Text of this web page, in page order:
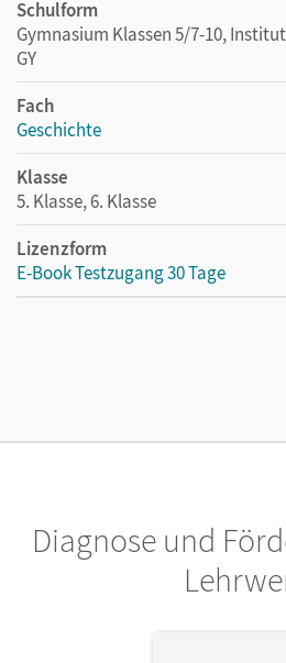
Schulform
Gymnasium Klassen 5/7-10,
GY
Fach
Geschichte
Klasse
5. Klasse, 6. Klasse
Lizenzform
E-Book Testzugang 30 Tage
Herausgeber/-in
Cornelißen, Hans-Joachim; Born,
Schallenberg, Andrea; Burgmann,
Diagnose und